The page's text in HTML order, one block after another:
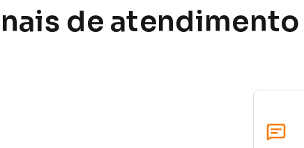
de atendimento